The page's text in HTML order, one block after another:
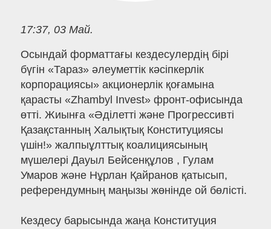
17:37, 03 Май.
Осындай форматтағы кездесулердің бірі
бүгін «Тараз» әлеуметтік кәсіпкерлік
корпорациясы» акционерлік қоғамына
қарасты «Zhambyl Invest» фронт-офисында
өтті. Жиынға «Әділетті және Прогрессивті
Қазақстанның Халықтық Конституциясы
үшін!» жалпыұлттық коалициясының
мүшелері Дауыл Бейсенқұлов , Гулам
Умаров және Нұрлан Қайранов қатысып,
референдумның маңызы жөнінде ой бөлісті.
Кездесу барысында жаңа Конституция